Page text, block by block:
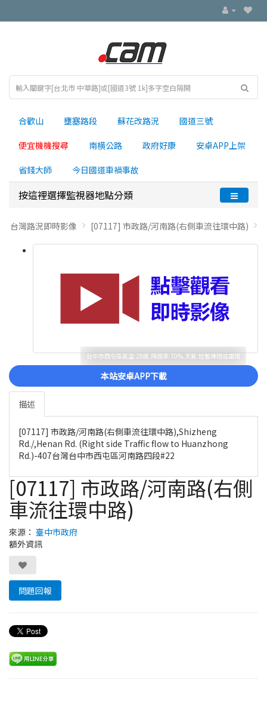
合歡山 壅塞路段 蘇花改路況 國道三號
便宜機機搜尋 南横公路 政府好康 安卓APP上架
省錢大師 今日國道車禍事故
按這裡選擇監視器地點分類
台灣路況即時影像 [07117] 市政路/河南路(右側車流往環中路)
台中市西屯區氣溫:29度.降雨率:70%.天氣:短暫陣雨或雷雨
本站安卓APP下載
描述
[07117] 市政路/河南路(右側車流往環中路),Shizheng
Rd./,Henan Rd. (Right side Traffic flow to Huanzhong
Rd.)-407台灣台中市西屯區河南路四段#22
[07117] 市政路/河南路(右側
車流往環中路)
來源： 臺中市政府
額外資訊
問題回報